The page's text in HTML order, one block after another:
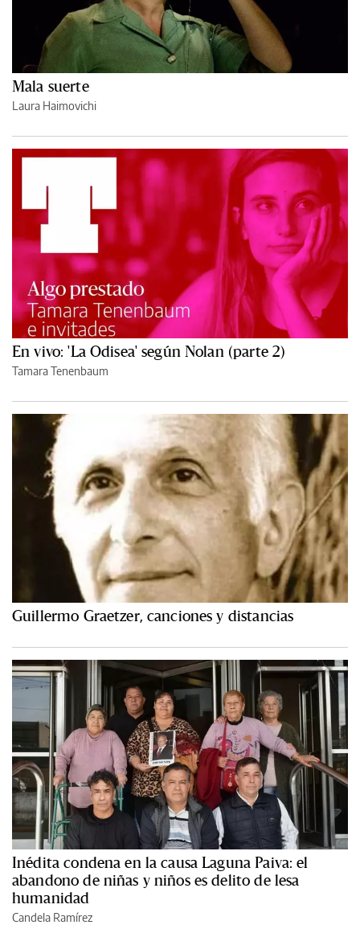
Mala suerte
Laura Haimovichi
En vivo: 'La Odisea' según Nolan (parte 2)
Tamara Tenenbaum
Guillermo Graetzer, canciones y distancias
Inédita condena en la causa Laguna Paiva: el
abandono de niñas y niños es delito de lesa
humanidad
Candela Ramírez